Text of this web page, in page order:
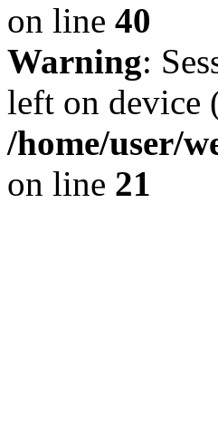
on line 40
Warning:
left on device
/home/user/
on line 21